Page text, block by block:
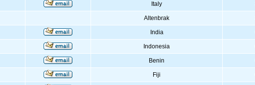
Italy
Altenbrak
India
Indonesia
Benin
Fiji